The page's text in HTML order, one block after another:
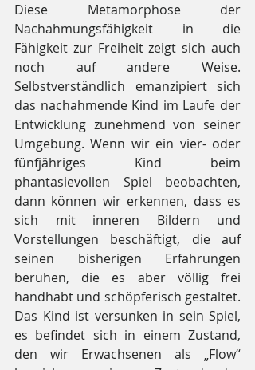
Diese Metamorphose der
Nachahmungsfähigkeit in die
Fähigkeit zur Freiheit zeigt sich auch
noch auf andere Weise.
Selbstverständlich emanzipiert sich
das nachahmende Kind im Laufe der
Entwicklung zunehmend von seiner
Umgebung. Wenn wir ein vier- oder
fünfjähriges Kind beim
phantasievollen Spiel beobachten,
dann können wir erkennen, dass es
sich mit inneren Bildern und
Vorstellungen beschäftigt, die auf
seinen bisherigen Erfahrungen
beruhen, die es aber völlig frei
handhabt und schöpferisch gestaltet.
Das Kind ist versunken in sein Spiel,
es befindet sich in einem Zustand,
den wir Erwachsenen als „Flow“